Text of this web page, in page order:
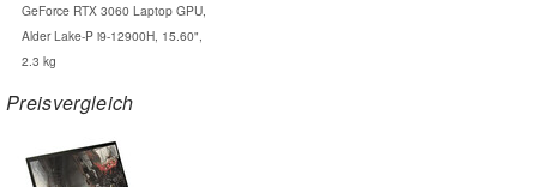
GeForce RTX 3060 Laptop GPU,
Alder Lake-P i9-12900H, 15.60",
2.3 kg
Preisvergleich